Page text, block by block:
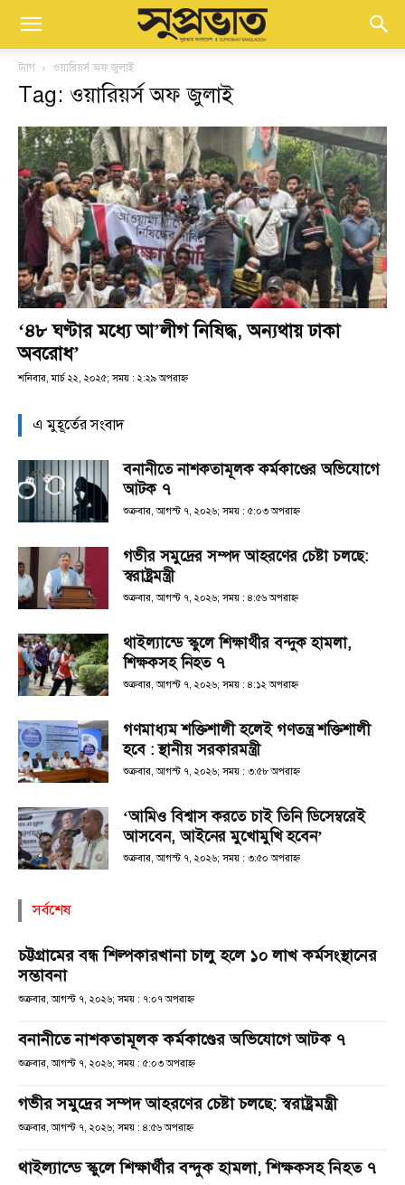
ট্যাগ ওয়ারিয়র্স অফ জুলাই
Tag: ওয়ারিয়র্স অফ জুলাই
‘৪৮ ঘণ্টার মধ্যে আ’লীগ নিষিদ্ধ, অন্যথায় ঢাকা
অবরোধ’
শনিবার, মার্চ ২২, ২০২৫; সময় : ২:২৯ অপরাহ্ণ
এ মুহূর্তের সংবাদ
বনানীতে নাশকতামূলক কর্মকাণ্ডের অভিযোগে
আটক ৭
শুক্রবার, আগস্ট ৭, ২০২৬; সময় : ৫:০৩ অপরাহ্ণ
গভীর সমুদ্রের সম্পদ আহরণের চেষ্টা চলছে:
স্বরাষ্ট্রমন্ত্রী
শুক্রবার, আগস্ট ৭, ২০২৬; সময় : ৪:৫৬ অপরাহ্ণ
থাইল্যান্ডে স্কুলে শিক্ষার্থীর বন্দুক হামলা,
শিক্ষকসহ নিহত ৭
শুক্রবার, আগস্ট ৭, ২০২৬; সময় : ৪:১২ অপরাহ্ণ
গণমাধ্যম শক্তিশালী হলেই গণতন্ত্র শক্তিশালী
হবে : স্থানীয় সরকারমন্ত্রী
শুক্রবার, আগস্ট ৭, ২০২৬; সময় : ৩:৫৮ অপরাহ্ণ
‘আমিও বিশ্বাস করতে চাই তিনি ডিসেম্বরেই
আসবেন, আইনের মুখোমুখি হবেন’
শুক্রবার, আগস্ট ৭, ২০২৬; সময় : ৩:৫০ অপরাহ্ণ
সর্বশেষ
চট্টগ্রামের বন্ধ শিল্পকারখানা চালু হলে ১০ লাখ কর্মসংস্থানের
সম্ভাবনা
শুক্রবার, আগস্ট ৭, ২০২৬; সময় : ৭:০৭ অপরাহ্ণ
বনানীতে নাশকতামূলক কর্মকাণ্ডের অভিযোগে আটক ৭
শুক্রবার, আগস্ট ৭, ২০২৬; সময় : ৫:০৩ অপরাহ্ণ
গভীর সমুদ্রের সম্পদ আহরণের চেষ্টা চলছে: স্বরাষ্ট্রমন্ত্রী
শুক্রবার, আগস্ট ৭, ২০২৬; সময় : ৪:৫৬ অপরাহ্ণ
থাইল্যান্ডে স্কুলে শিক্ষার্থীর বন্দুক হামলা, শিক্ষকসহ নিহত ৭